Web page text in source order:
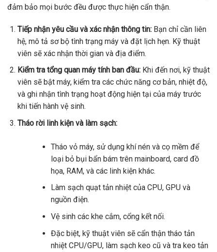
đảm bảo mọi bước đều được thực hiện cẩn thận.
Tiếp nhận yêu cầu và xác nhận thông tin:Bạn chỉ cần liên
hệ, mô tả sơ bộ tình trạng máy và đặt lịch hẹn. Kỹ thuật
viên sẽ xác nhận thời gian và địa điểm.
Kiểm tra tổng quan máy tính ban đầu:Khi đến nơi, kỹ thuật
viên sẽ bật máy, kiểm tra các chức năng cơ bản, nhiệt độ,
và ghi nhận tình trạng hoạt động hiện tại của máy trước
khi tiến hành vệ sinh.
Tháo rời linh kiện và làm sạch:
Tháo vỏ máy, sử dụng khí nén và cọ mềm để
loại bỏ bụi bẩn bám trên mainboard, card đồ
họa, RAM, và các linh kiện khác.
Làm sạch quạt tản nhiệt của CPU, GPU và
nguồn điện.
Vệ sinh các khe cắm, cổng kết nối.
Đặc biệt, kỹ thuật viên sẽ cẩn thận tháo tản
nhiệt CPU/GPU, làm sạch keo cũ và tra keo tản